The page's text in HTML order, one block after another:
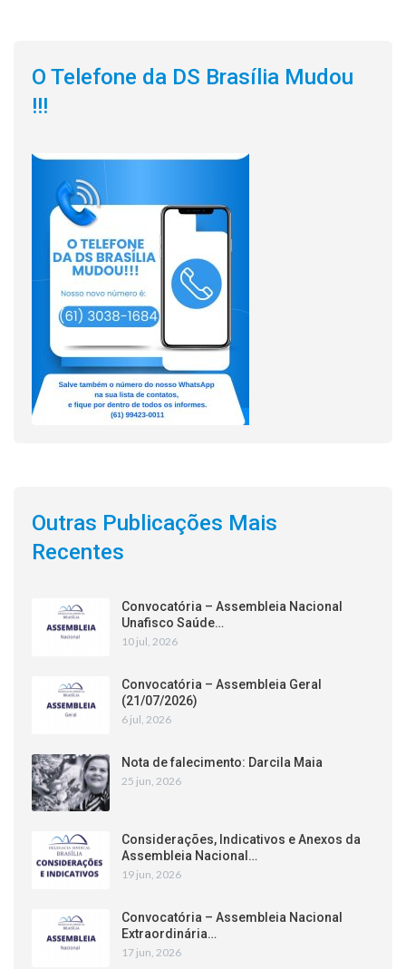
O Telefone da DS Brasília Mudou
!!!
Outras Publicações Mais
Recentes
Convocatória – Assembleia Nacional
Unafisco Saúde…
10 jul, 2026
Convocatória – Assembleia Geral
(21/07/2026)
6 jul, 2026
Nota de falecimento: Darcila Maia
25 jun, 2026
Considerações, Indicativos e Anexos da
Assembleia Nacional…
19 jun, 2026
Convocatória – Assembleia Nacional
Extraordinária…
17 jun, 2026